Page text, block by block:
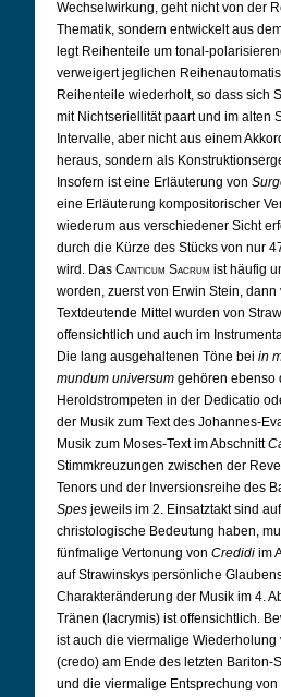
Wechselwirkung, geht nicht von der
Thematik, sondern entwickelt aus
legt Reihenteile um tonal-
verweigert jeglichen
Reihenteile wiederholt, so dass sich
mit Nichtseriellität paart und im alten
Intervalle, aber nicht aus einem
heraus, sondern als
Insofern ist eine Erläuterung von
eine Erläuterung kompositorischer
wiederum aus verschiedener Sicht
durch die Kürze des Stücks von nur
wird. Das Canticum Sacrum ist häufig
worden, zuerst von Erwin Stein, dann
Textdeutende Mittel wurden von
offensichtlich und auch im
Die lang ausgehaltenen Töne bei in
mundum universum gehören ebenso
Heroldstrompeten in der Dedicatio
der Musik zum Text des Johannes-
Musik zum Moses-Text im Abschnitt
Stimmkreuzungen zwischen der
Tenors und der Inversionsreihe des
Spes jeweils im 2. Einsatztakt sind
christologische Bedeutung haben,
fünfmalige Vertonung von Credidi im
auf Strawinskys persönliche
Charakteränderung der Musik im 4.
Tränen (lacrymis) ist offensichtlich.
ist auch die viermalige Wiederholung
(credo) am Ende des letzten Bariton-
und die viermalige Entsprechung von